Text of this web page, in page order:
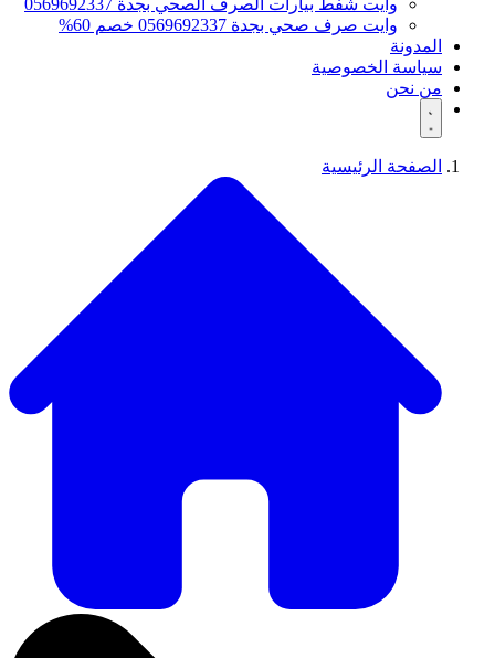
وايت صرف صحي بجدة 0569692337 خصم 60%
المدونة
سياسة الخصوصية
من نحن
الصفحة الرئيسية